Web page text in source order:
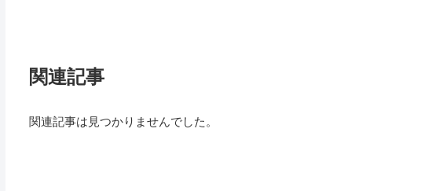
関連記事
関連記事は見つかりませんでした。